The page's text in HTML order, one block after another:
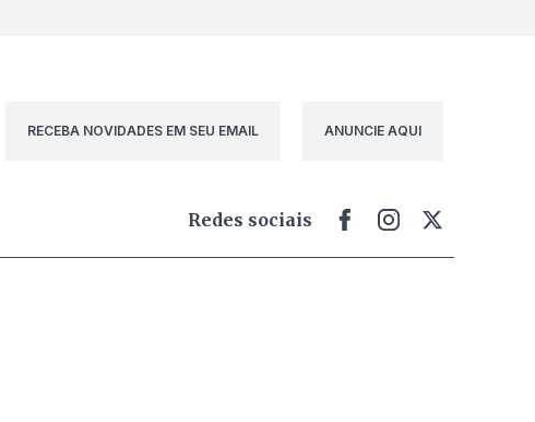
RECEBA NOVIDADES EM SEU EMAIL ANUNCIE AQUI
Redes sociais